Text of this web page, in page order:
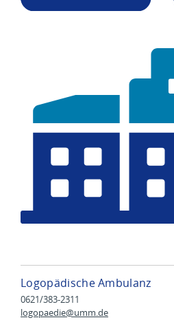
Logopädische Ambulanz
0621/383-2311
logopaedie@umm.de